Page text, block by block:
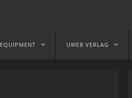
EQUIPMENT UWEB VERLAG